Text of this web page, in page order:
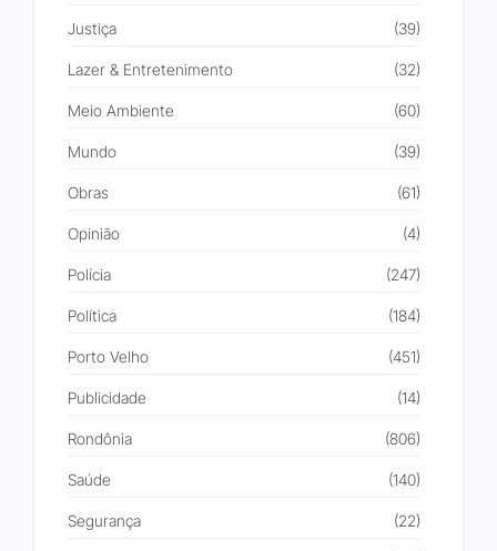
Justiça (39)
Lazer & Entretenimento (32)
Meio Ambiente (60)
Mundo (39)
Obras (61)
Opinião (4)
Polícia (247)
Política (184)
Porto Velho (451)
Publicidade (14)
Rondônia (806)
Saúde (140)
Segurança (22)